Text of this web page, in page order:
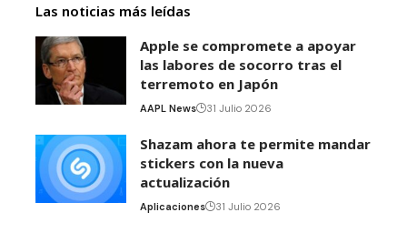
Las noticias más leídas
Apple se compromete a apoyar
las labores de socorro tras el
terremoto en Japón
AAPL News 31 Julio 2026
Shazam ahora te permite mandar
stickers con la nueva
actualización
Aplicaciones 31 Julio 2026